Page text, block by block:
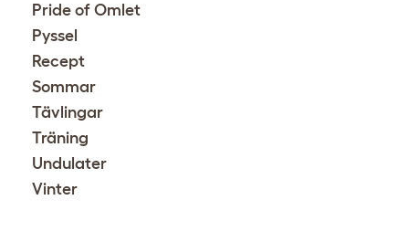
Pride of Omlet
Pyssel
Recept
Sommar
Tävlingar
Träning
Undulater
Vinter